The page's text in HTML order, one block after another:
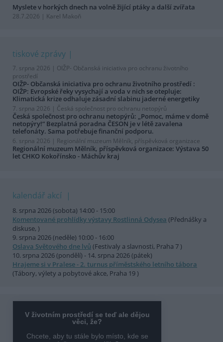
Myslete v horkých dnech na volně žijící ptáky a další zvířata
28.7.2026 | Karel Makoň
tiskové zprávy
7. srpna 2026 | OIŽP- Občanská iniciativa pro ochranu životního
prostředí
OIŽP- Občanská iniciativa pro ochranu životního prostředí :
OIŽP: Evropské řeky vysychají a voda v nich se otepluje:
Klimatická krize odhaluje zásadní slabinu jaderné energetiky
7. srpna 2026 | Česká společnost pro ochranu netopýrů
Česká společnost pro ochranu netopýrů: „Pomoc, máme v domě
netopýry!“ Bezplatná poradna ČESON je v létě zavalena
telefonáty. Sama potřebuje finanční podporu.
6. srpna 2026 | Regionální muzeum Mělník, příspěvková organizace
Regionální muzeum Mělník, příspěvková organizace: Výstava 50
let CHKO Kokořínsko - Máchův kraj
kalendář akcí
8. srpna 2026 (sobota) 14:00 - 15:00
Komentované prohlídky výstavy Rostlinná Odysea (Přednášky a
diskuse, )
9. srpna 2026 (neděle) 10:00 - 16:00
Oslava Světového dne lvů (Festivaly a slavnosti, Praha 7 )
10. srpna 2026 (pondělí) - 14. srpna 2026 (pátek)
Hrajeme si v Pralese - 2. turnus příměstského letního tábora
(Tábory, výlety a pobytové akce, Praha 19 )